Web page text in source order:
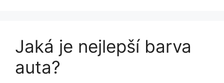
Jaká je nejlepší barva
auta?